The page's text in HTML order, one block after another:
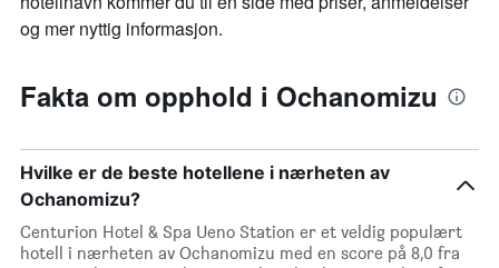
og mer nyttig informasjon.
Fakta om opphold i Ochanomizu
Hvilke er de beste hotellene i nærheten av
Ochanomizu?
Centurion Hotel & Spa Ueno Station er et veldig populært
hotell i nærheten av Ochanomizu med en score på 8,0 fra